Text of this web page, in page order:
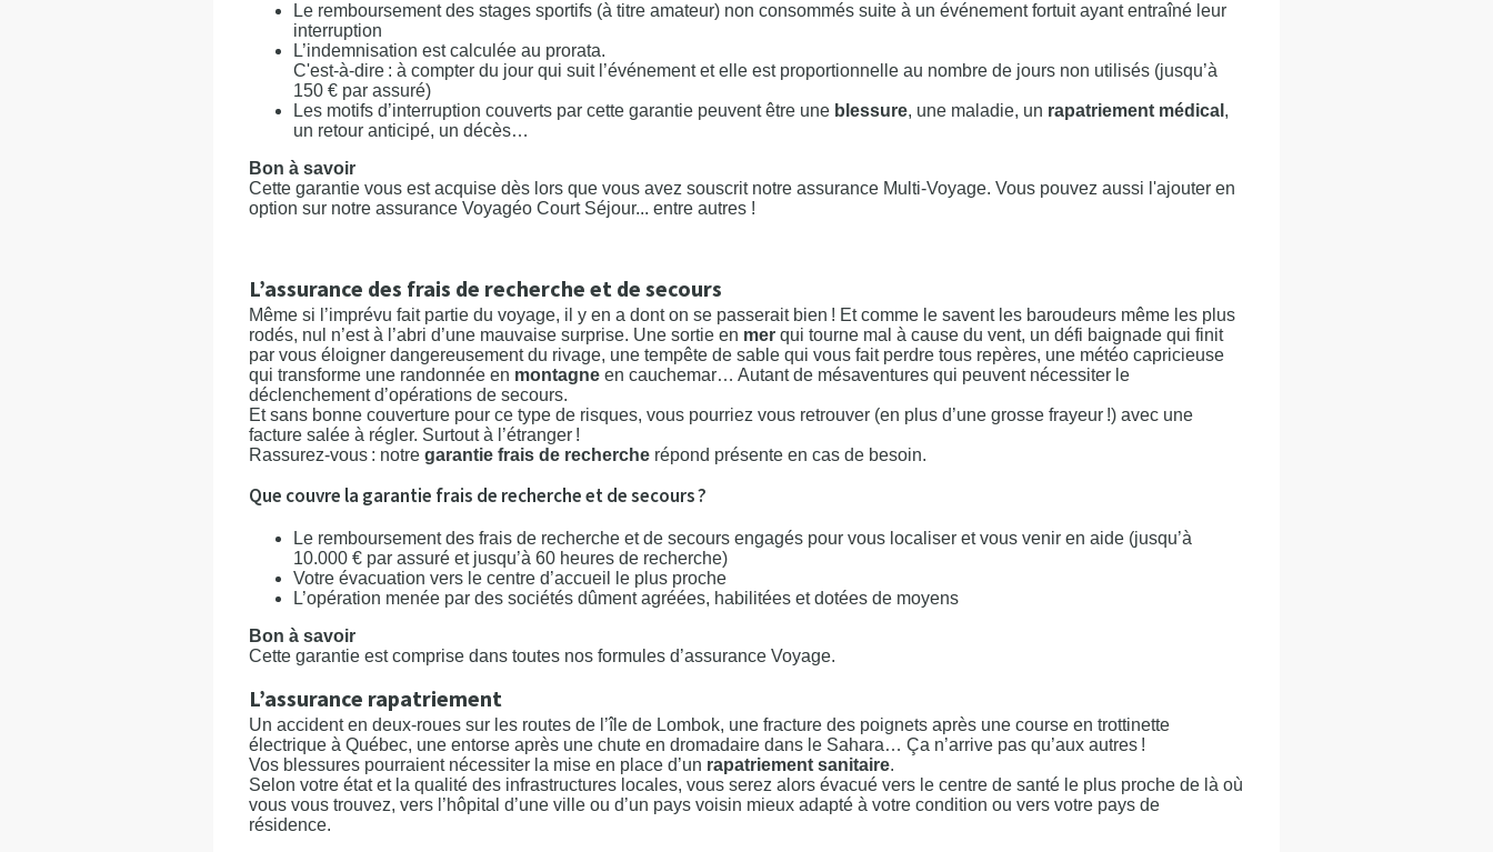
Le remboursement des stages sportifs (à titre amateur) non consommés suite à un événement fortuit ayant entraîné leur
interruption
L’indemnisation est calculée au prorata.
C'est-à-dire : à compter du jour qui suit l’événement et elle est proportionnelle au nombre de jours non utilisés (jusqu’à
150 € par assuré)
Les motifs d’interruption couverts par cette garantie peuvent être une blessure, une maladie, un rapatriement médical ,
un retour anticipé, un décès…
Bon à savoir
Cette garantie vous est acquise dès lors que vous avez souscrit notre assurance Multi-Voyage. Vous pouvez aussi l'ajouter en
option sur notre assurance Voyagéo Court Séjour... entre autres !
L’assurance des frais de recherche et de secours
Même si l’imprévu fait partie du voyage, il y en a dont on se passerait bien ! Et comme le savent les baroudeurs même les plus
rodés, nul n’est à l’abri d’une mauvaise surprise. Une sortie en mer qui tourne mal à cause du vent, un défi baignade qui finit
par vous éloigner dangereusement du rivage, une tempête de sable qui vous fait perdre tous repères, une météo capricieuse
qui transforme une randonnée en montagne en cauchemar… Autant de mésaventures qui peuvent nécessiter le
déclenchement d’opérations de secours.
Et sans bonne couverture pour ce type de risques, vous pourriez vous retrouver (en plus d’une grosse frayeur !) avec une
facture salée à régler. Surtout à l’étranger !
Rassurez-vous : notre garantie frais de recherche répond présente en cas de besoin.
Que couvre la garantie frais de recherche et de secours ?
Le remboursement des frais de recherche et de secours engagés pour vous localiser et vous venir en aide (jusqu’à
10.000 € par assuré et jusqu’à 60 heures de recherche)
Votre évacuation vers le centre d’accueil le plus proche
L’opération menée par des sociétés dûment agréées, habilitées et dotées de moyens
Bon à savoir
Cette garantie est comprise dans toutes nos formules d’assurance Voyage.
L’assurance rapatriement
Un accident en deux-roues sur les routes de l’île de Lombok, une fracture des poignets après une course en trottinette
électrique à Québec, une entorse après une chute en dromadaire dans le Sahara… Ça n’arrive pas qu’aux autres !
Vos blessures pourraient nécessiter la mise en place d’un rapatriement sanitaire.
Selon votre état et la qualité des infrastructures locales, vous serez alors évacué vers le centre de santé le plus proche de là où
vous vous trouvez, vers l’hôpital d’une ville ou d’un pays voisin mieux adapté à votre condition ou vers votre pays de
résidence.